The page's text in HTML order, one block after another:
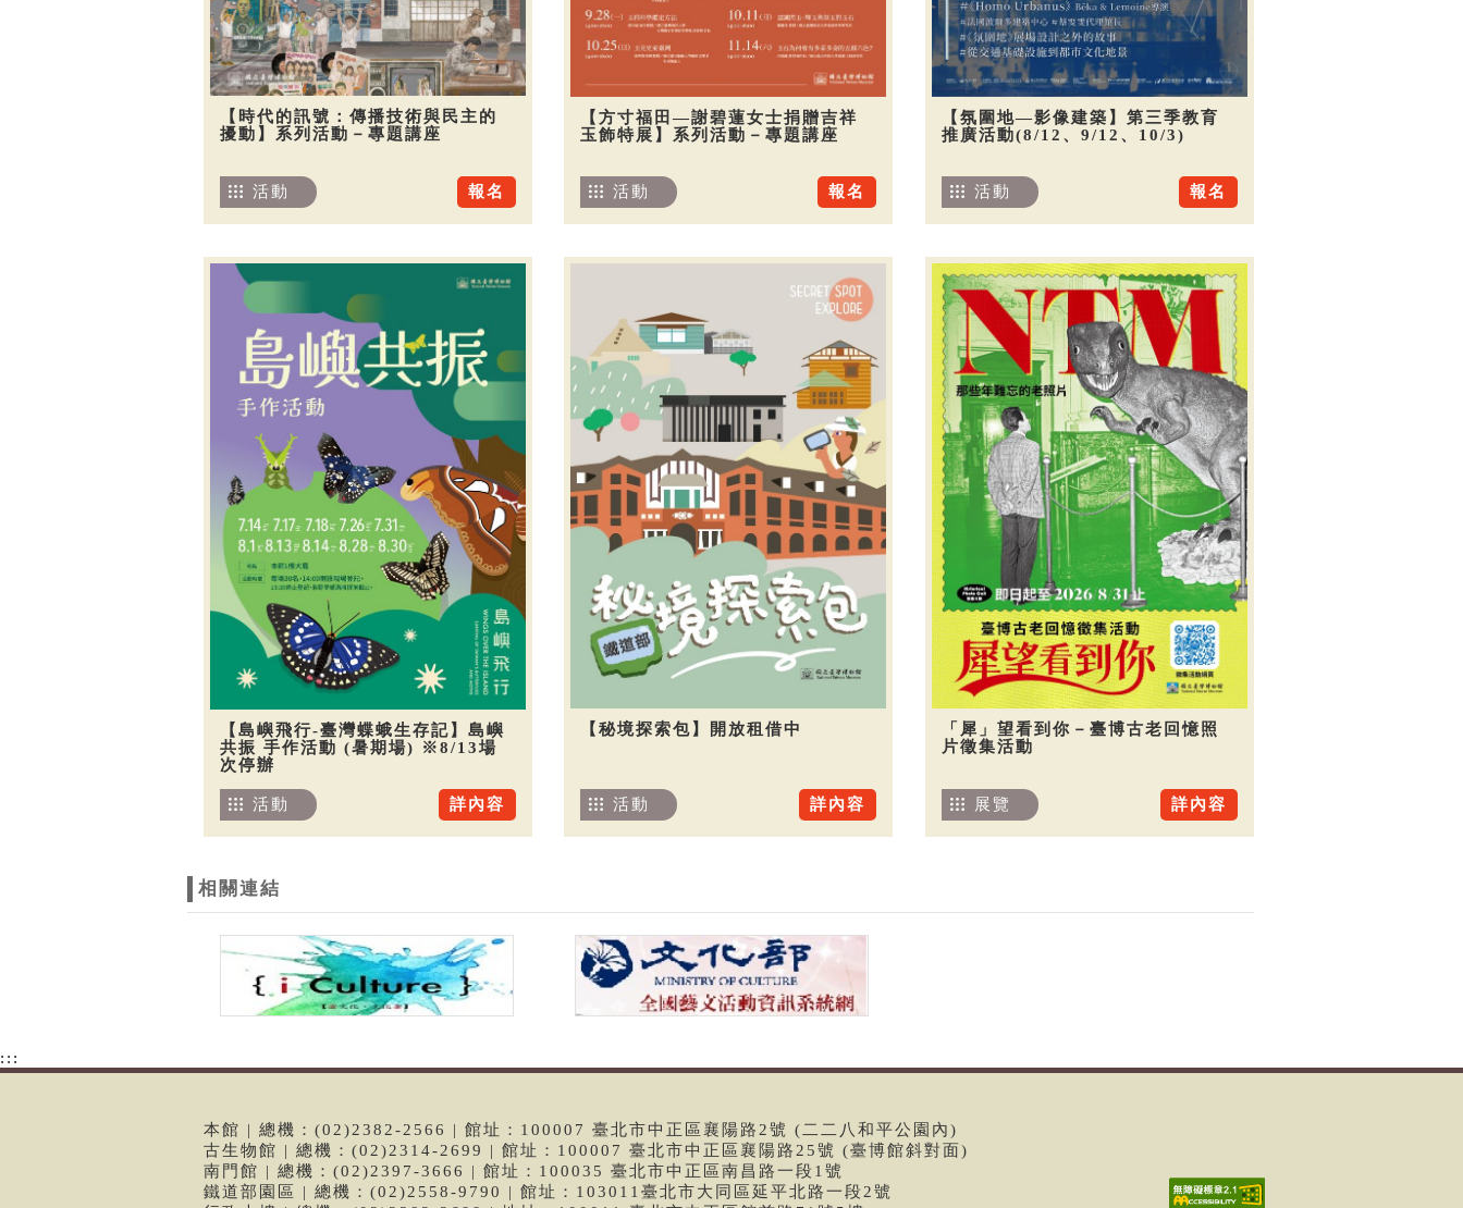
【時代的訊號：傳播技術與民主的
擾動】系列活動－專題講座
報名
活動
【方寸福田—謝碧蓮女士捐贈吉祥
玉飾特展】系列活動－專題講座
報名
活動
【氛圍地—影像建築】第三季教育
推廣活動(8/12、9/12、10/3)
報名
活動
【島嶼飛行-臺灣蝶蛾生存記】島嶼
共振 手作活動 (暑期場) ※8/13場
次停辦
詳內容
活動
【秘境探索包】開放租借中
詳內容
活動
「犀」望看到你－臺博古老回憶照
片徵集活動
詳內容
展覽
相關連結
:::
本館 | 總機：(02)2382-2566 | 館址：100007 臺北市中正區襄陽路2號 (二二八和平公園內)
古生物館 | 總機：(02)2314-2699 | 館址：100007 臺北市中正區襄陽路25號 (臺博館斜對面)
南門館 | 總機：(02)2397-3666 | 館址：100035 臺北市中正區南昌路一段1號
鐵道部園區 | 總機：(02)2558-9790 | 館址：103011臺北市大同區延平北路一段2號